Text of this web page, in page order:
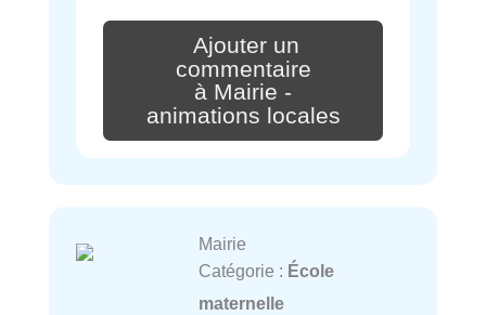
Ajouter un
commentaire
à Mairie -
animations locales
Mairie
Catégorie : École
maternelle